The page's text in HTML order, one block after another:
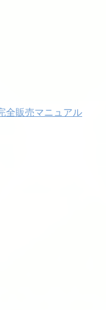
全販売マニュアル